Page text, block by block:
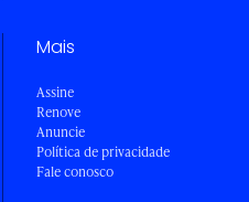
Mais
Assine
Renove
Anuncie
Política de privacidade
Fale conosco